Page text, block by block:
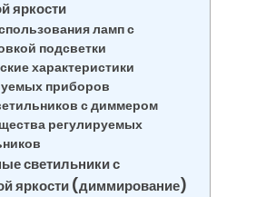
яркости
ламп с
подсветки
характеристики
приборов
с диммером
регулируемых
светильники с
яркости (диммирование)